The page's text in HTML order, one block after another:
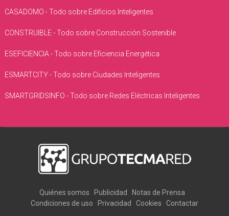
CASADOMO - Todo sobre Edificios Inteligentes
CONSTRUIBLE - Todo sobre Construcción Sostenible
ESEFICIENCIA - Todo sobre Eficiencia Energética
ESMARTCITY - Todo sobre Ciudades Inteligentes
SMARTGRIDSINFO - Todo sobre Redes Eléctricas Inteligentes
Quiénes somos Publicidad
Notas de Prensa
Condiciones de uso
Privacidad Cookies Contactar